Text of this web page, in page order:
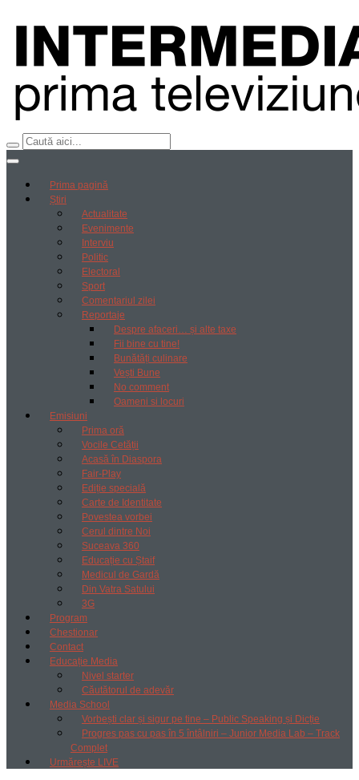
Prima pagină
Știri
Actualitate
Evenimente
Interviu
Politic
Electoral
Sport
Comentariul zilei
Reportaje
Despre afaceri… și alte taxe
Fii bine cu tine!
Bunătăți culinare
Vești Bune
No comment
Oameni si locuri
Emisiuni
Prima oră
Vocile Cetății
Acasă în Diaspora
Fair-Play
Ediție specială
Carte de Identitate
Povestea vorbei
Cerul dintre Noi
Suceava 360
Educație cu Ștaif
Medicul de Gardă
Din Vatra Satului
3G
Program
Chestionar
Contact
Educație Media
Nivel starter
Căutătorul de adevăr
Media School
Vorbești clar și sigur pe tine – Public Speaking și Dicție
Progres pas cu pas în 5 întâlniri – Junior Media Lab – Track
Complet
Urmărește LIVE